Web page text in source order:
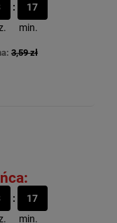
17
min.
3,59 zł
17
min.